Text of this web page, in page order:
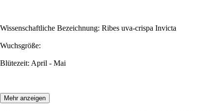
Wissenschaftliche Bezeichnung: Ribes uva-crispa Invicta
Wuchsgröße:
Blütezeit: April - Mai
Beschreibung:
Mehr anzeigen